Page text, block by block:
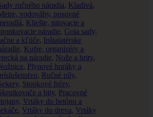
ručného náradia, Kladivá,
vodováhy, posuvné
, Kliešte, nitovacie a
náradie, Gola sady,
a kľúče, Inštalatérske
, Kufre, organizéry a
na náradie, Nože a brity,
, Plynové horáky a
, Ručné píly,
, Stopkové frézy,
a bity, Pracovné
, Vrtáky do betónu a
, Vrtáky do dreva, Vrtáky